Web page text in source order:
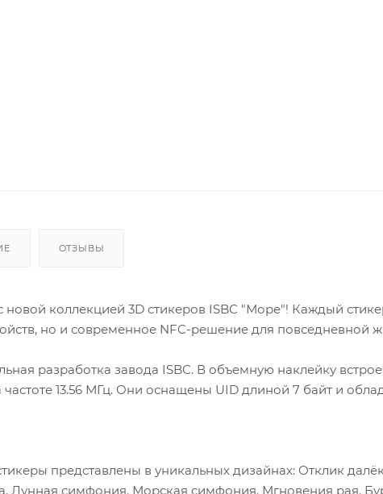
ОТЗЫВЫ
коллекцией 3D стикеров ISBC "Море"! Каждый
но и современное NFC-решение для повседневной
разработка завода ISBC. В объемную наклейку
13.56 МГц. Они оснащены UID длиной 7 байт и
представлены в уникальных дизайнах: Отклик
Лунная симфония, Морская симфония, Мгновения рая,